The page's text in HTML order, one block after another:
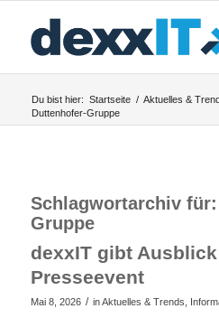
Du bist hier: Startseite / Aktuelles &
Duttenhofer-Gruppe
Schlagwortarchiv für:
Gruppe
dexxIT gibt
Presseevent
Mai 8, 2026 / inAktuelles & Trends